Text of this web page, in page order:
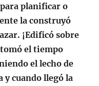
planificar o
la construyó
¡Edificó sobre
el tiempo
el lecho de
y cuando llegó la